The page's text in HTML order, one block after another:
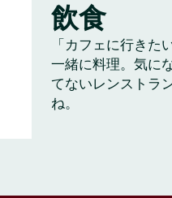
飲食
「カフェに行きた
一緒に料理。気に
てないレンストラ
ね。